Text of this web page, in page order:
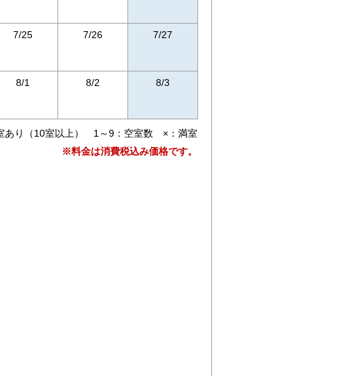
7/25 7/26 7/27
8/1 8/2 8/3
あり（10室以上） 1～9：空室数 ×：満室
※料金は消費税込み価格です。